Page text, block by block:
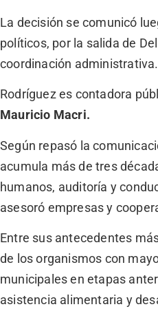
La decisión se comunicó
políticos, por la salida de
coordinación administrativa.
Rodríguez es contadora
Mauricio Macri.
Según repasó la
acumula más de tres
humanos, auditoría y
asesoró empresas y
Entre sus antecedentes
de los organismos con
municipales en etapas
asistencia alimentaria y